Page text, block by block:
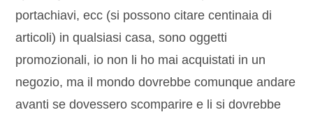
portachiavi, ecc (si possono citare centinaia di
articoli) in qualsiasi casa, sono oggetti
promozionali, io non li ho mai acquistati in un
negozio, ma il mondo dovrebbe comunque andare
avanti se dovessero scomparire e li si dovrebbe